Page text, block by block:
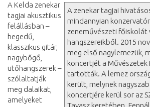
A zenekar tagjai
mindannyian
zeneművészeti főiskolát
hangszereikből. 2015
meg első nagylemezük,
koncertjét a Művészetek
tartották. A lemez
került, melynek
koncertjére kerül sor az
A Kelda zenekar
tagjai akusztikus
felállásban –
hegedű,
klasszikus gitár,
nagybőgő,
ütőhangszerek –
szólaltatják
meg dalaikat,
amelyeket